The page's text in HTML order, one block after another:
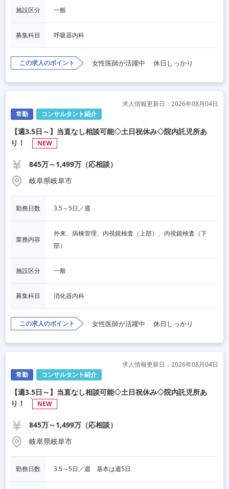
施設区分 一般
募集科目 呼吸器内科
この求人のポイント 女性医師が活躍中 休日しっかり
常勤 コンサルタント紹介
求人情報更新日：2026年08月04日
【週3.5日～】当直なし相談可能◇土日祝休み◇院内託児所あ
り！
NEW
845万～1,499万（応相談）
岐阜県岐阜市
勤務日数 3.5～5日／週
業務内容
外来、病棟管理、内視鏡検査（上部）、内視鏡検査（下
部）
施設区分 一般
募集科目 消化器内科
この求人のポイント 女性医師が活躍中 休日しっかり
常勤 コンサルタント紹介
求人情報更新日：2026年08月04日
【週3.5日～】当直なし相談可能◇土日祝休み◇院内託児所あ
り！
NEW
845万～1,499万（応相談）
岐阜県岐阜市
勤務日数 3.5～5日／週　基本は週5日